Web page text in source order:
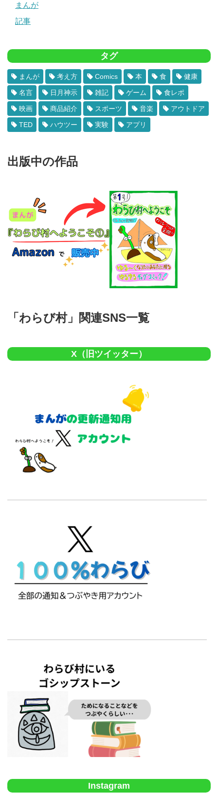
まんが
記事
タグ
まんが 考え方 Comics 本 食 健康
名言 日月神示 雑記 ゲーム 食レポ
映画 商品紹介 スポーツ 音楽 アウトドア
TED ハウツー 実験 アプリ
出版中の作品
「わらび村」関連SNS一覧
X（旧ツイッター）
Instagram